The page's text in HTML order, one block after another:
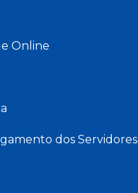
Online
dos Servidores